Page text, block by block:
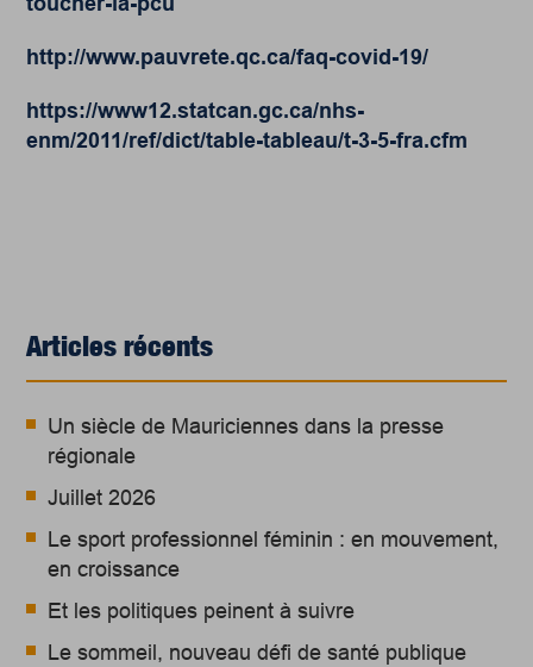
http://www.pauvrete.qc.ca/faq-covid-19/
https://www12.statcan.gc.ca/nhs-
enm/2011/ref/dict/table-tableau/t-3-5-fra.cfm
Articles récents
Un siècle de Mauriciennes dans la presse
régionale
Juillet 2026
Le sport professionnel féminin : en mouvement,
en croissance
Et les politiques peinent à suivre
Le sommeil, nouveau défi de santé publique